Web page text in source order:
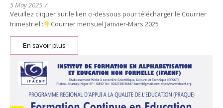
5 May 2025 /
Veuillez cliquer sur le lien ci-dessous pour télécharger le Courrier
trimestriel :
Courrier mensuel Janvier-Mars 2025
En savoir plus